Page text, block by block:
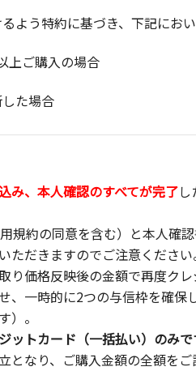
よう特約に基づき、下記にお
上ご購入の場合
た場合
み、本人確認のすべてが完了
規約の同意を含む）と本人確
だきますのでご注意ください
り価格反映後の金額で再度ク
、一時的に2つの与信枠を確保
）。
トカード（一括払い）のみで
となり、ご購入金額の全額を